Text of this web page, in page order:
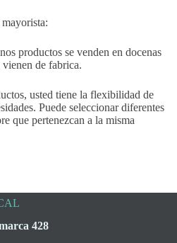
productos se venden en docenas
de fabrica.
usted tiene la flexibilidad de
Puede seleccionar diferentes
que pertenezcan a la misma
428